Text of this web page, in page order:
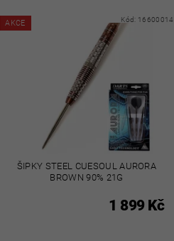
AKCE Kód: 16600014
ŠIPKY STEEL CUESOUL AURORA
BROWN 90% 21G
1 899 Kč